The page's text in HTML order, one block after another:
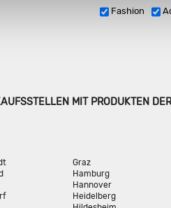
Fashion
MIT PRODUKTEN
Graz
Hamburg
Hannover
Heidelberg